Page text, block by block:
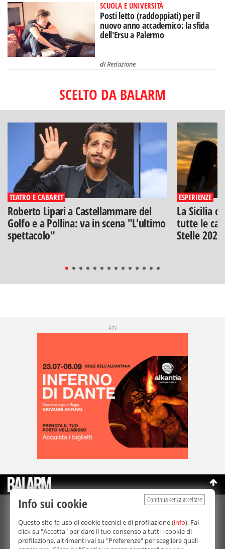
SCUOLA E UNIVERSITÀ
Posti letto (raddoppiati) per il
nuovo anno accademico: la sfida
dell'Ersu a Palermo
diRedazione
SCELTO DA BALARM
TEATRO E CABARET
Roberto Lipari a Castellammare del
Golfo e a Pollina: va in scena "L'ultimo
spettacolo"
ESPERIENZE
La Sicilia
tutte le
Stelle
Adv
©Copyright 2003-2026
Bmedia Srl- P.IVA 07064240828
La riproduzione totale o parziale di tutti i contenuti, in qualunque
forma, su qualsiasi supporto è proibita.
Balarm.it è una testata giornalistica registrata. Autorizzazione del
Continua senza accettare
Info sui cookie
Questo sito fa uso di cookie tecnici e di profilazione (info). Fai
click su "Accetta" per dare il tuo consenso a tutti i cookie di
profilazione, altrimenti vai su "Preferenze" per scegliere quali